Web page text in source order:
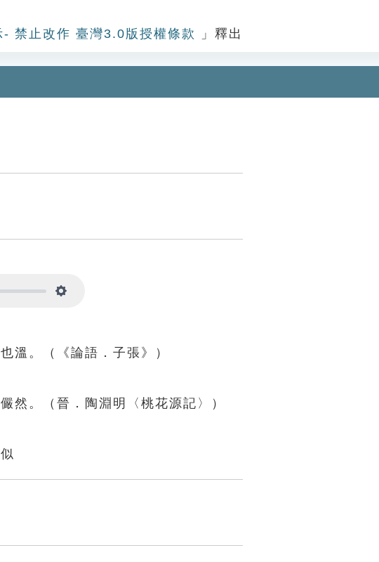
禁止改作 臺灣3.0版授權條款 」釋出
溫。（《論語．子張》）
然。（晉．陶淵明〈桃花源記〉）